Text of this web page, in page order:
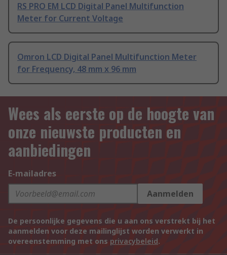
RS PRO EM LCD Digital Panel Multifunction
Meter for Current Voltage
Omron LCD Digital Panel Multifunction Meter
for Frequency, 48 mm x 96 mm
Wees als eerste op de hoogte van
onze nieuwste producten en
aanbiedingen
E-mailadres
Aanmelden
De persoonlijke gegevens die u aan ons verstrekt bij het
aanmelden voor deze mailinglijst worden verwerkt in
overeenstemming met ons privacybeleid.